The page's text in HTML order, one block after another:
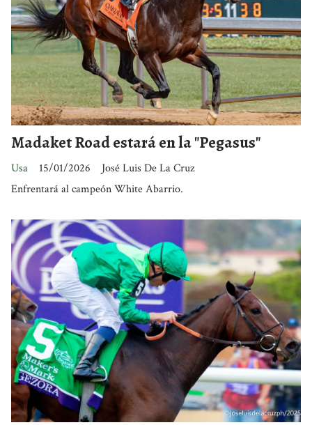
Madaket Road estará en la "Pegasus"
José Luis De La Cruz
Usa
15/01/2026
Enfrentará al campeón White Abarrio.